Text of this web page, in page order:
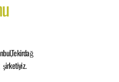
şirketiyiz.